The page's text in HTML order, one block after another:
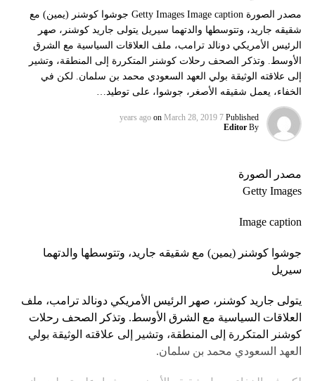
مصدر الصورة Getty Images Image caption جوشوا كوشنر (يمين) مع
شقيقه جاريد، وتتوسطها والدتهما سيريل يتولى جاريد كوشنر، صهر
الرئيس الأمريكي دونالد ترامب، ملف العلاقات السياسية مع الشرق
الأوسط. وتذكر الصحف رحلات كوشنر المتكررة إلى المنطقة، وتشير
إلى علاقته الوثيقة بولي العهد السعودي محمد بن سلمان. لكن في
الخفاء، يعمل شقيقه الأصغر، جوشوا، على توطيد…
Published
7 years ago
on March 28, 2019
By
Editor
مصدر الصورة
Getty Images
Image caption
جوشوا كوشنر (يمين) مع شقيقه جاريد، وتتوسطها والدتهما
سيريل
يتولى جاريد كوشنر، صهر الرئيس الأمريكي دونالد ترامب، ملف
العلاقات السياسية مع الشرق الأوسط. وتذكر الصحف رحلات
كوشنر المتكررة إلى المنطقة، وتشير إلى علاقته الوثيقة بولي
العهد السعودي محمد بن سلمان.